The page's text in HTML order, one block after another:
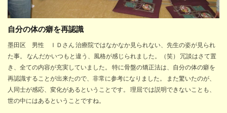
自分の体の癖を再認識
墨田区 男性 ＩＤさん 治療院ではなかなか見られない、先生の姿が見られ
た事。 なんだかいつもと違う、風格が感じられました。（笑） 冗談はさて置
き、全ての内容が充実していました。 特に骨盤の矯正法は、自分の体の癖を
再認識することが出来たので、非常に参考になりました。 また驚いたのが、
人同士が感応、変化があるということです。 理屈では説明できないことも、
世の中にはあるということですね。